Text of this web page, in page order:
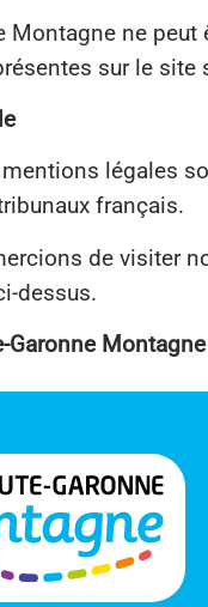
Montagne ne
sur le site
légales
français.
de visiter
dessus.
Garonne Montagne